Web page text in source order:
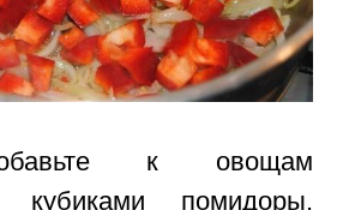
к овощам
кубиками помидоры.